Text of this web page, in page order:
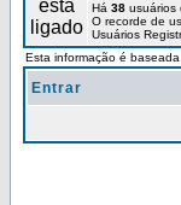
Há 38 usuários
O recorde de
Usuários
Esta informação é
Entrar